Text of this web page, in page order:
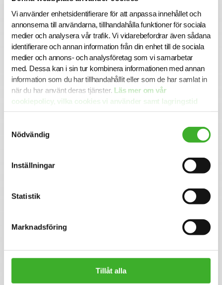
Vi använder enhetsidentifierare för att anpassa innehållet och
annonserna till användarna, tillhandahålla funktioner för sociala
medier och analysera vår trafik. Vi vidarebefordrar även sådana
identifierare och annan information från din enhet till de sociala
medier och annons- och analysföretag som vi samarbetar
med. Dessa kan i sin tur kombinera informationen med annan
information som du har tillhandahållit eller som de har samlat in
när du har använt deras tjänster. Läs mer om vår
cookiepolicy, vilka cookies vi använder samt lagringstid
här.
Nödvändig
Inställningar
Statistik
Marknadsföring
Tillåt alla
Att arbeta som konsult hos SJR innebär att du blir en del
av en dedikerad organisation med kompetens att ge dig
perfekta förutsättningar att utvecklas både inom din
yrkesroll och på ett personligt plan. Du får tillgång till vårt
stora nätverk av intressanta företag och uppdragsgivare
och därmed en unik möjlighet att ta din karriär till nästa
steg.
Vi på SJR bryr oss om vår personal och tillsammans med
oss får du en långsiktig partner som ger dig trygghet och
stöd. Vi är lyhörda för dina behov och du kommer att ha
dina utmaningar.
Se lediga jobb
Malin Lindqvist
E-mail me